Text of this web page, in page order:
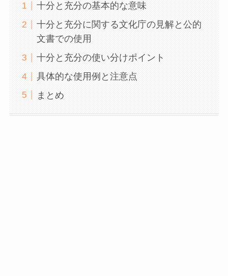
十分と充分の基本的な意味
十分と充分に関する文化庁の見解と公的
文書での使用
十分と充分の使い分けポイント
具体的な使用例と注意点
まとめ